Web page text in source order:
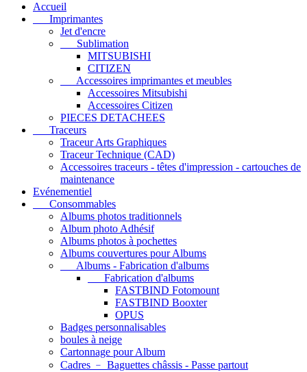
Accueil
Imprimantes
Jet d'encre
Sublimation
MITSUBISHI
CITIZEN
Accessoires imprimantes et meubles
Accessoires Mitsubishi
Accessoires Citizen
PIECES DETACHEES
Traceurs
Traceur Arts Graphiques
Traceur Technique (CAD)
Accessoires traceurs - têtes d'impression - cartouches de
maintenance
Evénementiel
Consommables
Albums photos traditionnels
Album photo Adhésif
Albums photos à pochettes
Albums couvertures pour Albums
Albums - Fabrication d'albums
Fabrication d'albums
FASTBIND Fotomount
FASTBIND Booxter
OPUS
Badges personnalisables
boules à neige
Cartonnage pour Album
Cadres ﹣ Baguettes châssis - Passe partout